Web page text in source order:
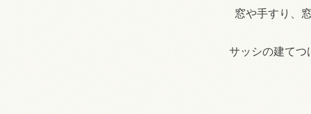
窓や手すり、
サッシの建てつ